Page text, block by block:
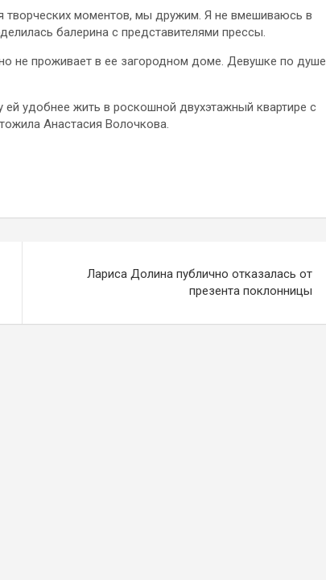
творческих моментов, мы дружим. Я не вмешиваюсь в
балерина с представителями прессы.
не проживает в ее загородном доме. Девушке по душе
ей удобнее жить в роскошной двухэтажный квартире с
Анастасия Волочкова.
Лариса Долина публично отказалась от
презента поклонницы